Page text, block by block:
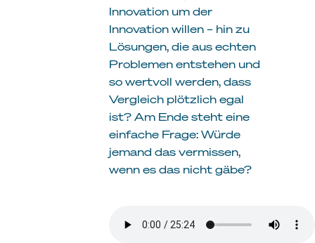
Innovation um der
Innovation willen – hin zu
Lösungen, die aus echten
Problemen entstehen und
so wertvoll werden, dass
Vergleich plötzlich egal
ist? Am Ende steht eine
einfache Frage: Würde
jemand das vermissen,
wenn es das nicht gäbe?